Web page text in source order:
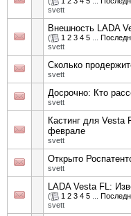
svett
Внешность LADA
( 1 2 3 4 5
svett
Сколько
svett
Досрочно: Кто
svett
Кастинг для
феврале
svett
Открыто
svett
LADA Vesta FL:
( 1 2 3 4 5
svett